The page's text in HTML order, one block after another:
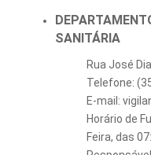
SANITÁRIA
Rua José
Telefone:
E-mail:
Horário de
Feira, das